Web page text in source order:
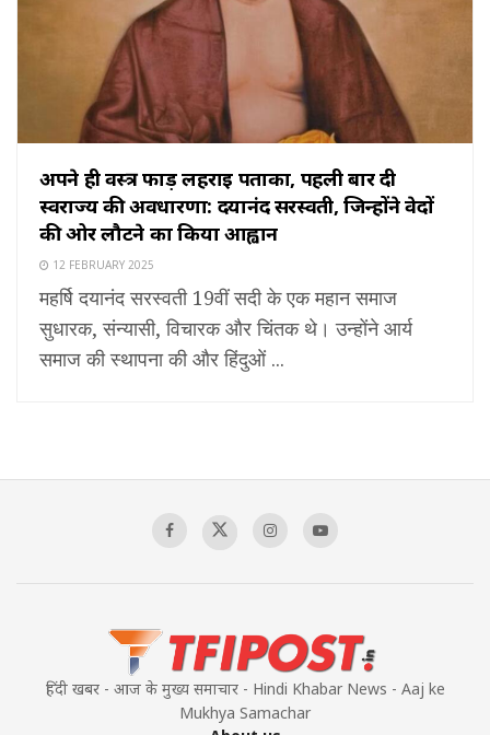
अपने ही वस्त्र फाड़ लहराई पताका, पहली बार दी
स्वराज्य की अवधारणा: दयानंद सरस्वती, जिन्होंने वेदों
की ओर लौटने का किया आह्वान
12 FEBRUARY 2025
महर्षि दयानंद सरस्वती 19वीं सदी के एक महान समाज
सुधारक, संन्यासी, विचारक और चिंतक थे। उन्होंने आर्य
समाज की स्थापना की और हिंदुओं ...
हिंदी खबर - आज के मुख्य समाचार - Hindi Khabar News - Aaj ke
Mukhya Samachar